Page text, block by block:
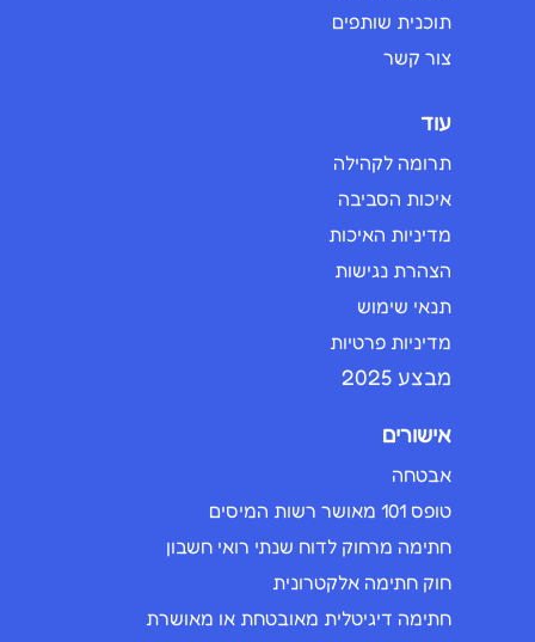
תוכנית שותפים
צור קשר
עוד
תרומה לקהילה
איכות הסביבה
מדיניות האיכות
הצהרת נגישות
תנאי שימוש
מדיניות פרטיות
מבצע 2025
אישורים
אבטחה
טופס 101 מאושר רשות המיסים
חתימה מרחוק לדוח שנתי רואי חשבון
חוק חתימה אלקטרונית
חתימה דיגיטלית מאובטחת או מאושרת